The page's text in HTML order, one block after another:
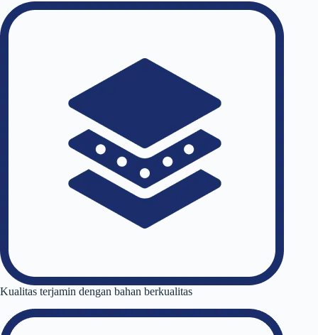
Kualitas terjamin dengan bahan berkualitas